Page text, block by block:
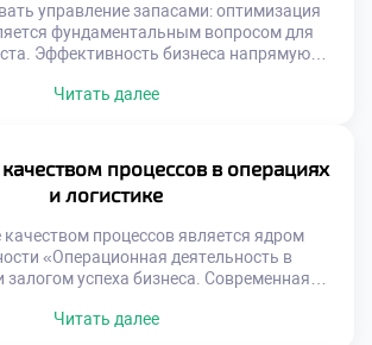
Трансформация […]
управление запасами: оптимизация
фундаментальным вопросом для
Эффективность бизнеса напрямую
замораживает оборотные средства
профессионала от новичка. Студенты
операционной деятельности изучают эту
Теоретические модели подкрепляются
Читать далее
процессов в операциях
и логистике
процессов является ядром
«Операционная деятельность в
залогом успеха бизнеса. Современная
стандарты обслуживания формируют
Читать далее